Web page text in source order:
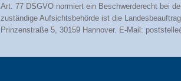
Art. 77 DSGVO normiert ein Beschwerderecht bei
zuständige Aufsichtsbehörde ist die
Prinzenstraße 5, 30159 Hannover. E-Mail: